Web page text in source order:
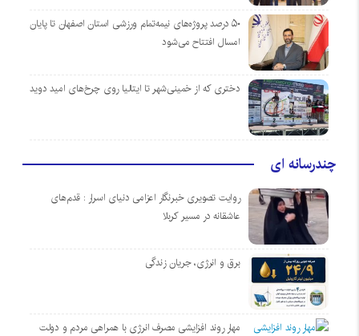
۵۰ درصد پروژه‌های نیمه‌تمام ورزشی استان اصفهان تا پایان
امسال افتتاح می‌شود
دختری که از خمینی‌شهر تا ایتالیا روی چرخ‌های امید دوید
چندرسانه ای
روایت تصویری خبرنگار اعزامی دنیای اسرار : قدم‌های
عاشقانه در مسیر کربلا
برق و انرژی، جریان زندگی
مهار روند افزایشی مصرف انرژی با همراهی مردم و دولت